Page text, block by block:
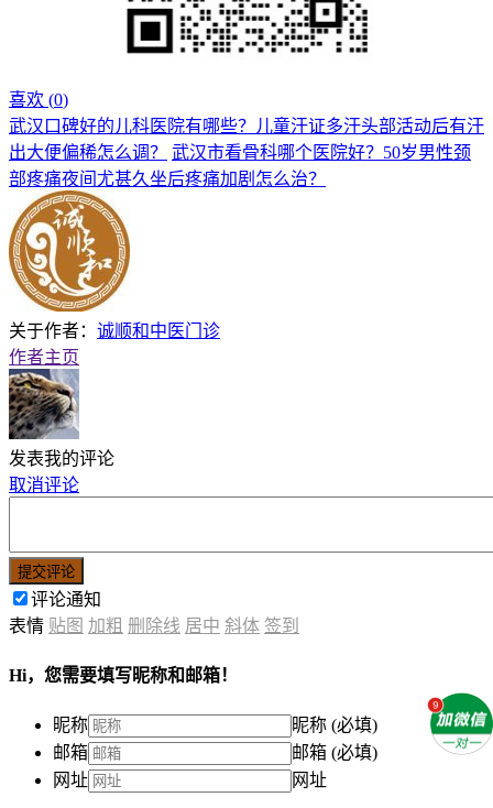
喜欢 (0)
武汉口碑好的儿科医院有哪些？儿童汗证多汗头部活动后有汗
出大便偏稀怎么调？
武汉市看骨科哪个医院好？50岁男性颈
部疼痛夜间尤甚久坐后疼痛加剧怎么治？
关于作者： 诚顺和中医门诊
作者主页
发表我的评论
取消评论
提交评论
评论通知
表情 贴图 加粗 删除线 居中 斜体 签到
Hi，您需要填写昵称和邮箱！
昵称
昵称 (必填)
邮箱
邮箱 (必填)
网址
网址